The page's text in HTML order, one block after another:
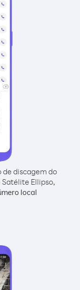
de discagem do
Ellipso,
local